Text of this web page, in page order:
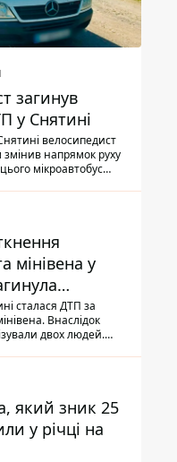
загинув
у Снятині
велосипедист
напрямок руху
мікроавтобус
мінівена у
- у
сталася ДТП за
Внаслідок
двох людей.
водійка
який зник 25
у річці на